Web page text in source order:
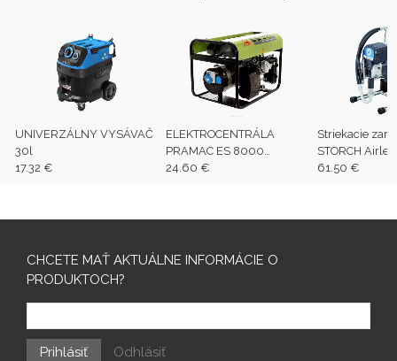
UNIVERZÁLNY VYSÁVAČ
30l
17.32 €
ELEKTROCENTRÁLA
PRAMAC ES 8000
3f/THI/AVR
24.60 €
Striekacie
STORCH
61.50 €
CHCETE MAŤ AKTUÁLNE INFORMÁCIE O
PRODUKTOCH?
Prihlásiť Odhlásiť